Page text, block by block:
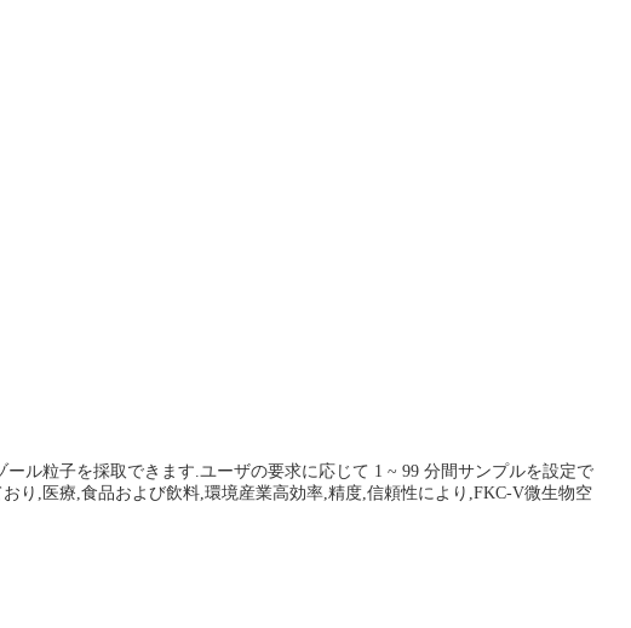
ル粒子を採取できます.ユーザの要求に応じて 1 ~ 99 分間サンプルを設定で
り,医療,食品および飲料,環境産業高効率,精度,信頼性により,FKC-V微生物空